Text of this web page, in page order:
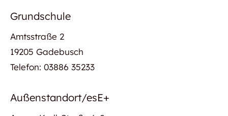
Grundschule
Amtsstraße 2
19205 Gadebusch
Telefon: 03886 35233
Außenstandort/esE+